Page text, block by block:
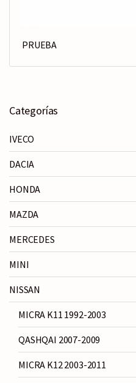
PRUEBA
Categorías
IVECO
DACIA
HONDA
MAZDA
MERCEDES
MINI
NISSAN
MICRA K11 1992-2003
QASHQAI 2007-2009
MICRA K12 2003-2011